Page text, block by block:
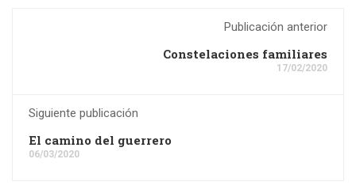
Publicación anterior
Constelaciones familiares
17/02/2020
Siguiente publicación
El camino del guerrero
06/03/2020